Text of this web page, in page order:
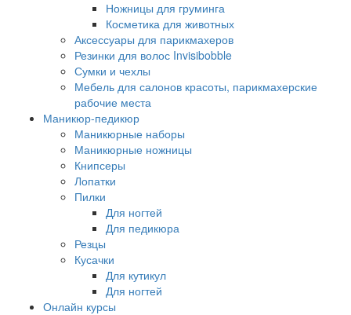
Ножницы для груминга
Косметика для животных
Аксессуары для парикмахеров
Резинки для волос Invisibobble
Сумки и чехлы
Мебель для салонов красоты, парикмахерские
рабочие места
Маникюр-педикюр
Маникюрные наборы
Маникюрные ножницы
Книпсеры
Лопатки
Пилки
Для ногтей
Для педикюра
Резцы
Кусачки
Для кутикул
Для ногтей
Онлайн курсы